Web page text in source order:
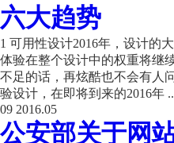
六大趋势
1 可用性设计2016年，设计的
体验在整个设计中的权重将继
不足的话，再炫酷也不会有人
验设计，在即将到来的2016年
09 2016.05
公安部关于网